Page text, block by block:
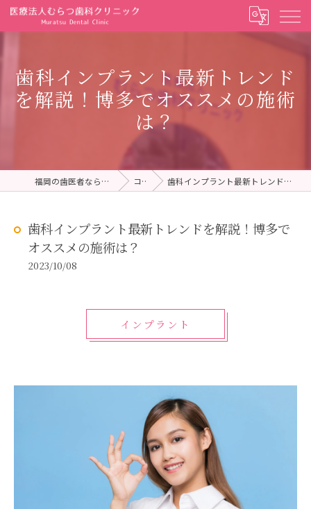
歯科インプラント最新トレンド
を解説！博多でオススメの施術
は？
福岡の歯医者ならむらつ歯科クリニック コラム 歯科インプラント最新トレンドを解説！博多でオススメの施術は？
歯科インプラント最新トレンドを解説！博多で
オススメの施術は？
2023/10/08
インプラント